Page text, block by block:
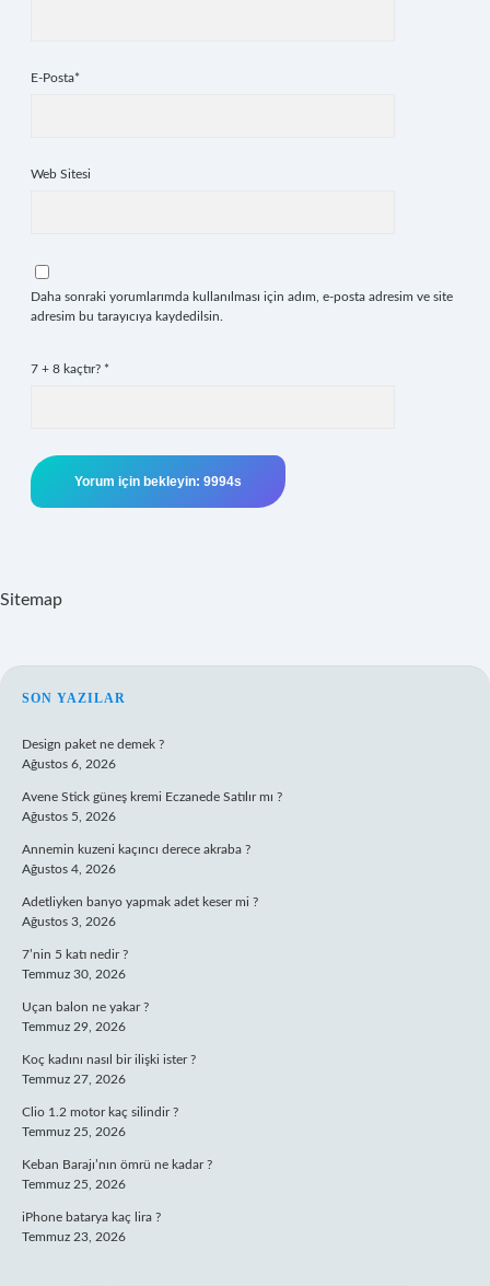
E-Posta*
Web Sitesi
Daha sonraki yorumlarımda kullanılması için adım, e-posta adresim ve site
adresim bu tarayıcıya kaydedilsin.
7 + 8 kaçtır? *
Sitemap
SIDEBAR
SON YAZILAR
Design paket ne demek ?
Ağustos 6, 2026
Avene Stick güneş kremi Eczanede Satılır mı ?
Ağustos 5, 2026
Annemin kuzeni kaçıncı derece akraba ?
Ağustos 4, 2026
Adetliyken banyo yapmak adet keser mi ?
Ağustos 3, 2026
7’nin 5 katı nedir ?
Temmuz 30, 2026
Uçan balon ne yakar ?
Temmuz 29, 2026
Koç kadını nasıl bir ilişki ister ?
Temmuz 27, 2026
Clio 1.2 motor kaç silindir ?
Temmuz 25, 2026
Keban Barajı’nın ömrü ne kadar ?
Temmuz 25, 2026
iPhone batarya kaç lira ?
Temmuz 23, 2026